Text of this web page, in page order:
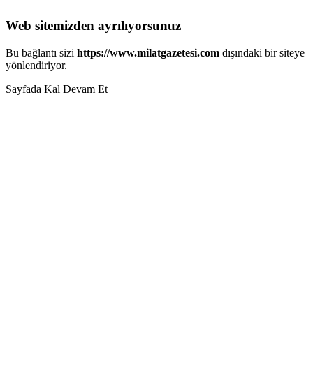
Web sitemizden ayrılıyorsunuz
Bu bağlantı sizi https://www.milatgazetesi.com dışındaki bir siteye
yönlendiriyor.
Sayfada Kal Devam Et